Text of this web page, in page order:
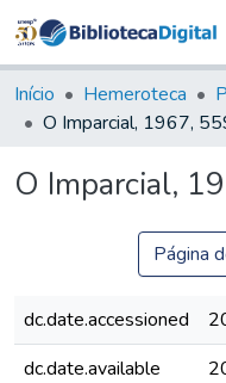
Início Hemeroteca
O Imparcial, 1967,
O Imparcial,
Página
dc.date.accessioned
dc.date.available